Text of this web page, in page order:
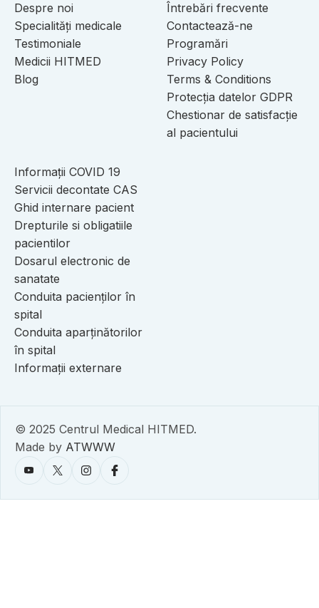
Despre noi
Specialități medicale
Testimoniale
Medicii HITMED
Blog
Întrebări frecvente
Contactează-ne
Programări
Privacy Policy
Terms & Conditions
Protecția datelor GDPR
Chestionar de satisfacție
al pacientului
Informații COVID 19
Servicii decontate CAS
Ghid internare pacient
Drepturile si obligatiile
pacientilor
Dosarul electronic de
sanatate
Conduita pacienților în
spital
Conduita aparținătorilor
în spital
Informații externare
© 2025 Centrul Medical HITMED.
Made by ATWWW